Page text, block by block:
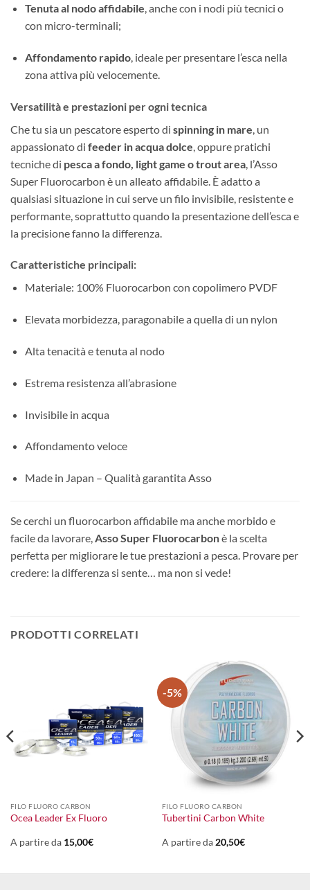
Tenuta al nodo affidabile, anche con i nodi più tecnici o
con micro-terminali;
Affondamento rapido, ideale per presentare l’esca nella
zona attiva più velocemente.
Versatilità e prestazioni per ogni tecnica
Che tu sia un pescatore esperto di spinning in mare , un
appassionato di feeder in acqua dolce , oppure pratichi
tecniche di pesca a fondo, light game o trout area , l’Asso
Super Fluorocarbon è un alleato affidabile. È adatto a
qualsiasi situazione in cui serve un filo invisibile, resistente e
performante, soprattutto quando la presentazione dell’esca e
la precisione fanno la differenza.
Caratteristiche principali:
Materiale: 100% Fluorocarbon con copolimero PVDF
Elevata morbidezza, paragonabile a quella di un nylon
Alta tenacità e tenuta al nodo
Estrema resistenza all’abrasione
Invisibile in acqua
Affondamento veloce
Made in Japan – Qualità garantita Asso
Se cerchi un fluorocarbon affidabile ma anche morbido e
facile da lavorare,Asso Super Fluorocarbonè la scelta
perfetta per migliorare le tue prestazioni a pesca. Provare per
credere: la differenza si sente… ma non si vede!
PRODOTTI CORRELATI
FILO FLUORO CARBON
Ocea Leader Ex Fluoro
A partire da 15,00€
-5%
FILO FLUORO CARBON
Tubertini Carbon White
A partire da 20,50€